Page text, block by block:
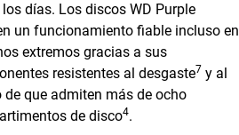
días. Los discos WD Purple
un funcionamiento fiable incluso en
extremos gracias a sus
resistentes al desgaste7 y al
de que admiten más de ocho
de disco4.